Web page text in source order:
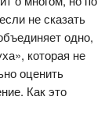
не сказать
одно,
которая не
оценить
Как это